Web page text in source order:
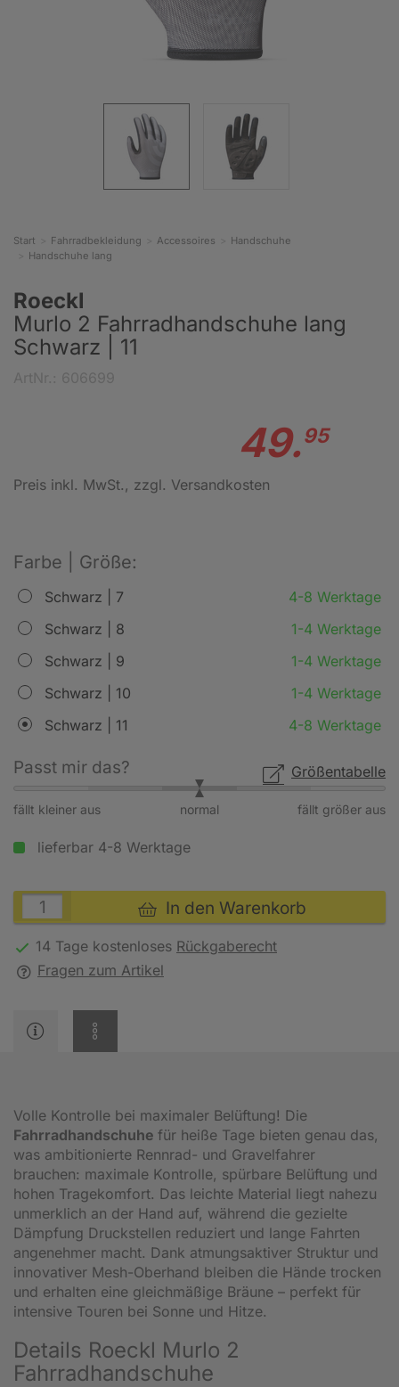
Start Fahrradbekleidung Accessoires
Handschuhe
Handschuhe lang
Roeckl
Murlo 2 Fahrradhandschuhe lang
Schwarz | 11
49.95
Preis inkl. MwSt., zzgl. Versandkosten
Farbe | Größe:
Schwarz | 7
4-8 Werktage
Schwarz | 8
1-4 Werktage
Schwarz | 9
1-4 Werktage
Schwarz | 10
1-4 Werktage
Schwarz | 11
4-8 Werktage
Größentabelle
Passt mir das?
fällt kleiner aus fällt größer aus
normal
lieferbar 4-8 Werktage
In den Warenkorb
14 Tage kostenloses Rückgaberecht
Fragen zum Artikel
Volle Kontrolle bei maximaler Belüftung! Die
Fahrradhandschuhe für heiße Tage bieten genau das,
was ambitionierte Rennrad- und Gravelfahrer
brauchen: maximale Kontrolle, spürbare Belüftung und
hohen Tragekomfort. Das leichte Material liegt nahezu
unmerklich an der Hand auf, während die gezielte
Dämpfung Druckstellen reduziert und lange Fahrten
angenehmer macht. Dank atmungsaktiver Struktur und
innovativer Mesh-Oberhand bleiben die Hände trocken
und erhalten eine gleichmäßige Bräune – perfekt für
intensive Touren bei Sonne und Hitze.
Details Roeckl Murlo 2
Fahrradhandschuhe